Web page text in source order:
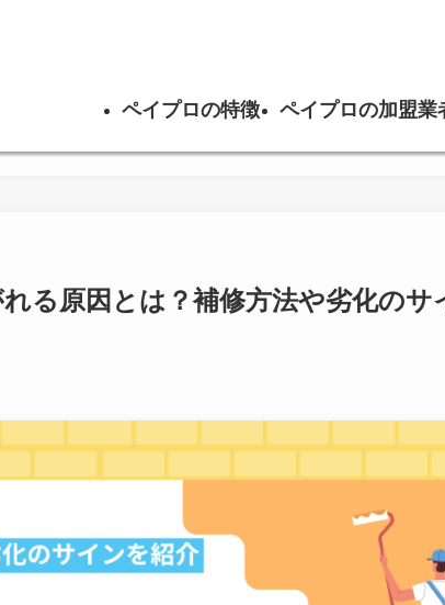
ペイプロの特徴 ペイプロの加盟業
る原因とは？補修方法や劣化のサ